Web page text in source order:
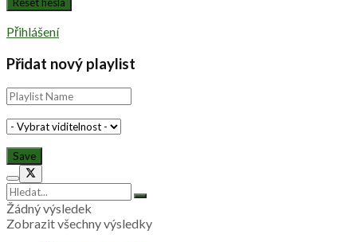
Přihlášení
Přidat nový playlist
Žádný výsledek
Zobrazit všechny výsledky